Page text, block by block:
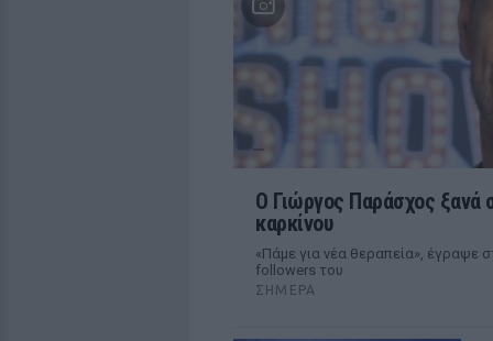
O Γιώργος Παράσχος ξανά
καρκίνου
«Πάμε για νέα θεραπεία», έγραψε
followers του
ΣΉΜΕΡΑ